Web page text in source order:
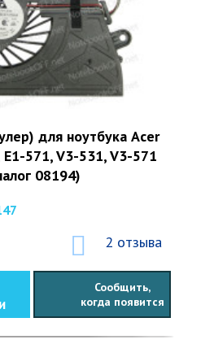
для ноутбука Acer
571, V3-531, V3-571
08194)
2 отзыва
Сообщить,
когда появится